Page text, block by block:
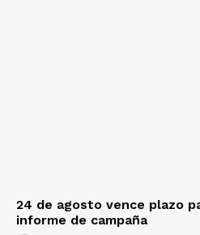
24 de agosto vence plazo
informe de campaña